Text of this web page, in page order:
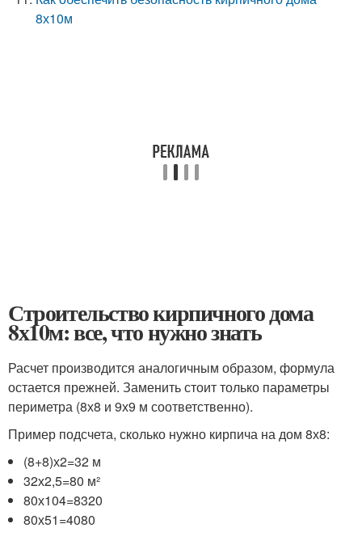
8х10м
Строительство кирпичного дома
8х10м: все, что нужно знать
Расчет производится аналогичным образом, формула
остается прежней. Заменить стоит только параметры
периметра (8х8 и 9х9 м соответственно).
Пример подсчета, сколько нужно кирпича на дом 8х8:
(8+8)х2=32 м
32х2,5=80 м²
80х104=8320
80х51=4080